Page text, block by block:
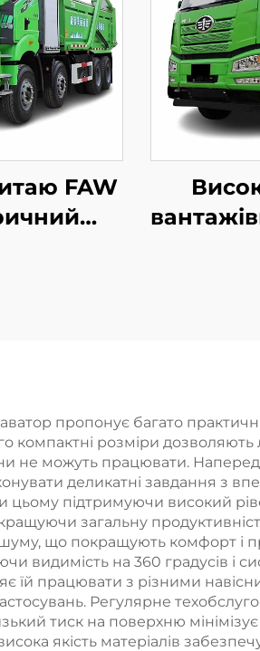
FAW
пропонує багато
компактні розміри
не можуть працювати.
деликатні завдання з
цьому підтримуючи високий
загальну
що покращують комфорт і
видимість на 360 градусів і
їй працювати з різними
Регулярне
тиск на поверхню
якість матеріалів